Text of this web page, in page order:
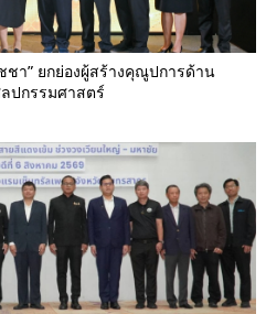
า” ยกย่องผู้สร้างคุณูปการด้าน
ปกรรมศาสตร์